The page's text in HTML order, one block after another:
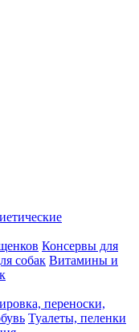
Консервы для
собак Витамины и
переноски,
Туалеты, пеленки